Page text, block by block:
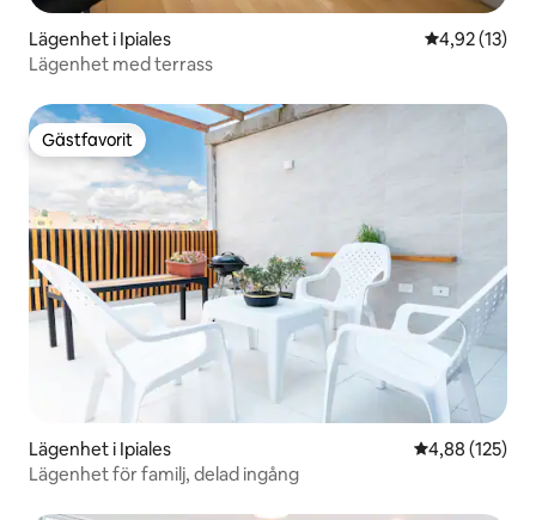
Lägenhet i Ipiales 4,92 av 5 i
4,92 (13)
Lägenhet med terrass
Gästfavorit
Gästfavorit
Lägenhet i Ipiales 4,88 av 5 i
4,88 (125)
Lägenhet för familj, delad ingång